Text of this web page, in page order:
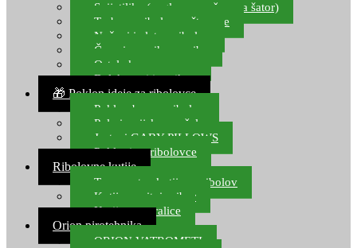
Svijetiljke (naglavne, ručne, za šator)
Torbe za ribolovne štapove
Noževi i alat za ribolov
Čamci za prihranu ribe
Ostala kamp oprema
Dalekozori i optika
🎁 Poklon ideje za ribolovce
Poklon bon za ribolov
Polarizacijske naočale
Jastuci GABY PILLOWS
Pokloni za ribolovce
Ribolovne kutije
Transportne kutije za ribolov
Kutije za sitni pribor
Kutije za varalice
Orion pirotehnika
ORION VATROMETI